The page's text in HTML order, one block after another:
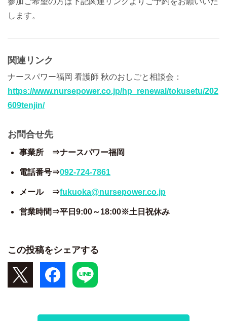
します。
関連リンク
ナースパワー福岡 看護師 秋のおしごと相談会：
https://www.nursepower.co.jp/hp_renewal/tokusetu/202
609tenjin/
お問合せ先
事業所 ⇒ナースパワー福岡
電話番号⇒092-724-7861
メール ⇒fukuoka@nursepower.co.jp
営業時間⇒平日9:00～18:00※土日祝休み
この投稿をシェアする